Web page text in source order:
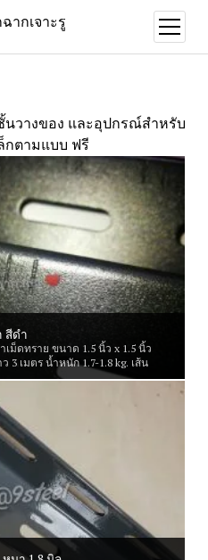
ากเจาะรู
open
menu
นวางของ และอุปกรณ์สำหรับ
กตามแบบ ฟรี
สีดำ
เม็ดทราย ขนาด 1.5 นิ้ว x 1.5 นิ้ว
3 เมตร น้ำหนัก 1.7-1.8 kg. เส้น